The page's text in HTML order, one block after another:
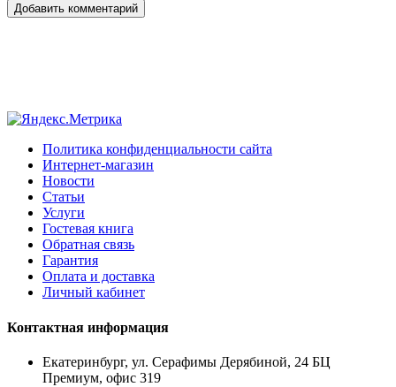
Добавить комментарий
Политика конфиденциальности сайта
Интернет-магазин
Новости
Статьи
Услуги
Гостевая книга
Обратная связь
Гарантия
Оплата и доставка
Личный кабинет
Контактная информация
Екатеринбург, ул. Серафимы Дерябиной, 24 БЦ
Премиум, офис 319